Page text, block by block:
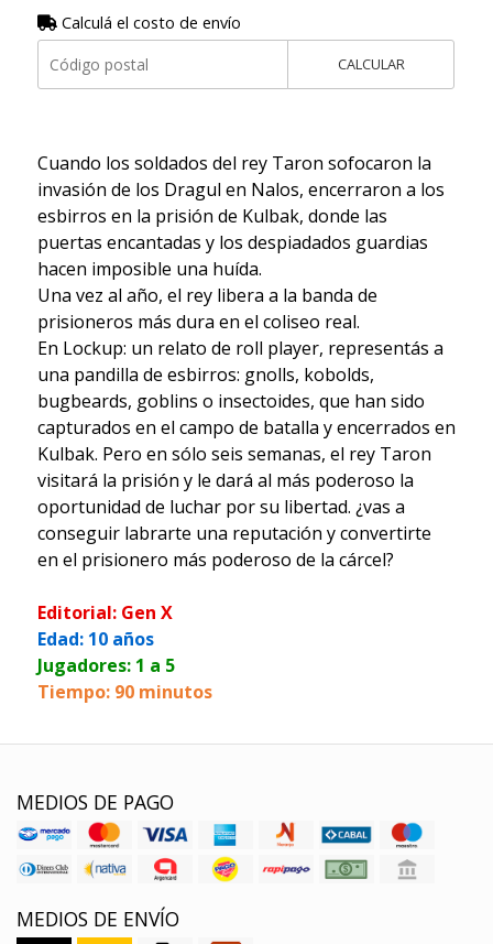
Calculá el costo de envío
CALCULAR
Cuando los soldados del rey Taron sofocaron la
invasión de los Dragul en Nalos, encerraron a los
esbirros en la prisión de Kulbak, donde las
puertas encantadas y los despiadados guardias
hacen imposible una huída.
Una vez al año, el rey libera a la banda de
prisioneros más dura en el coliseo real.
En Lockup: un relato de roll player, representás a
una pandilla de esbirros: gnolls, kobolds,
bugbeards, goblins o insectoides, que han sido
capturados en el campo de batalla y encerrados en
Kulbak. Pero en sólo seis semanas, el rey Taron
visitará la prisión y le dará al más poderoso la
oportunidad de luchar por su libertad. ¿vas a
conseguir labrarte una reputación y convertirte
en el prisionero más poderoso de la cárcel?
Editorial: Gen X
Edad: 10 años
Jugadores: 1 a 5
Tiempo: 90 minutos
MEDIOS DE PAGO
MEDIOS DE ENVÍO